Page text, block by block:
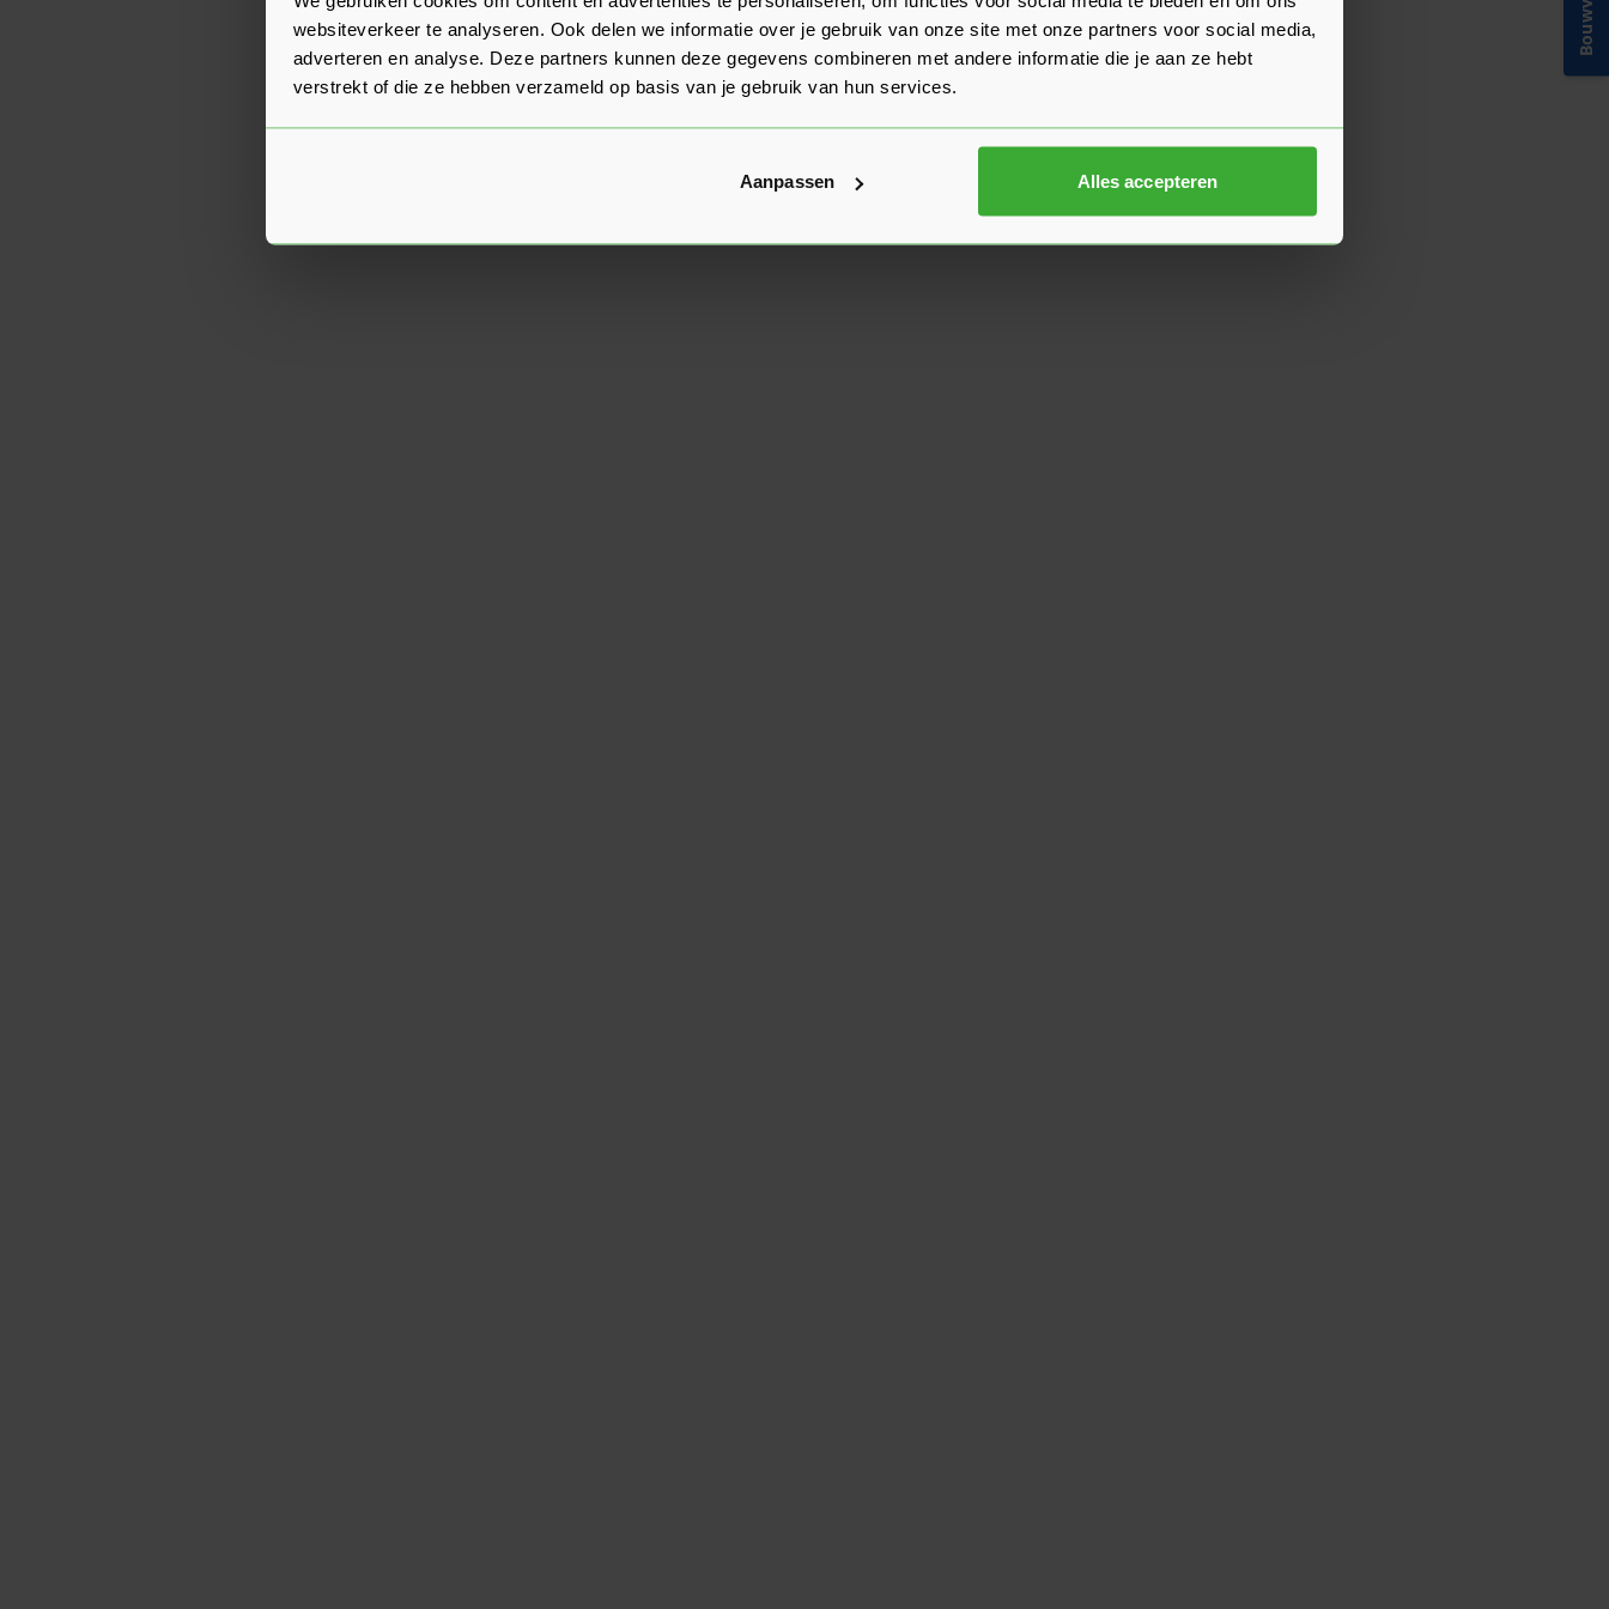
websiteverkeer te analyseren. Ook delen we informatie over je gebruik van onze site met onze partners voor social media,
adverteren en analyse. Deze partners kunnen deze gegevens combineren met andere informatie die je aan ze hebt
verstrekt of die ze hebben verzameld op basis van je gebruik van hun services.
Aanpassen Alles accepteren